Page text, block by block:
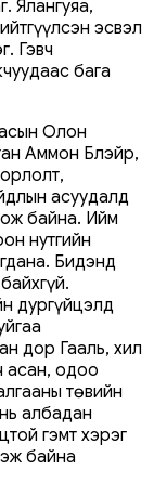
Ялангуяа,
эсвэл
Гэвч
бага
Олон
Аммон Блэйр,
асуудалд
байна. Ийм
нутгийн
Бидэнд
дургүйцэлд
дор Гааль, хил
асан, одоо
төвийн
албадан
гэмт хэрэг
байна